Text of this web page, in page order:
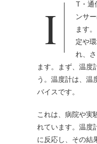
IT・通信関連において、温度計やセ
ンサ
ます。
定や
れ、
ます。まず、温度
う。温度計は、温
バイスです。
これは、病院や実
れています。温度
に反応し、その結